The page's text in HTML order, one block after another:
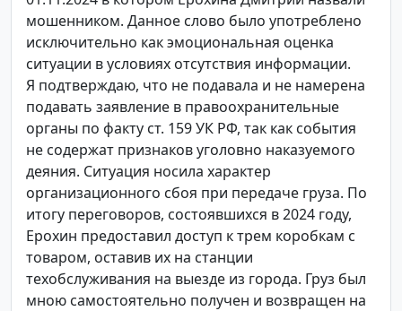
мошенником. Данное слово было употреблено
исключительно как эмоциональная оценка
ситуации в условиях отсутствия информации.
Я подтверждаю, что не подавала и не намерена
подавать заявление в правоохранительные
органы по факту ст. 159 УК РФ, так как события
не содержат признаков уголовно наказуемого
деяния. Ситуация носила характер
организационного сбоя при передаче груза. По
итогу переговоров, состоявшихся в 2024 году,
Ерохин предоставил доступ к трем коробкам с
товаром, оставив их на станции
техобслуживания на выезде из города. Груз был
мною самостоятельно получен и возвращен на